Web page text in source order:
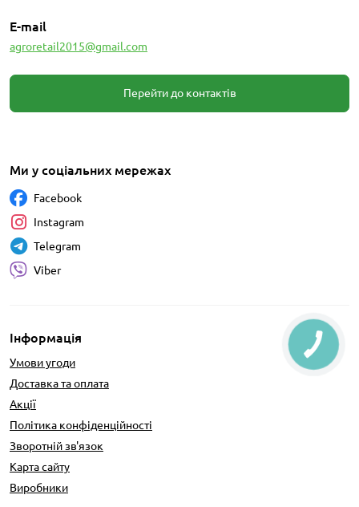
E-mail
agroretail2015@gmail.com
Перейти до контактів
Інформація
Умови угоди
Доставка та оплата
Акції
Політика конфіденційності
Зворотній зв'язок
Карта сайту
Виробники
Ми у соціальних мережах
Facebook
Instagram
Telegram
Viber